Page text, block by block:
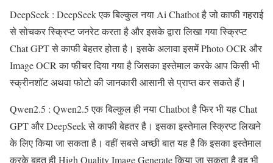
DeepSeek : DeepSeek एक बिल्कुल नया Ai Chatbot है जो काफी गहराई
से सोचकर स्क्रिप्ट जनरेट करता है और इसके द्वारा लिखा गया स्क्रिप्ट
Chat GPT से काफी बेहतर होता है। इसके अलावा इसमें Photo OCR और
Image OCR का फीचर दिया गया है जिसका इस्तेमाल करके आप किसी भी
स्क्रीनशॉट अथवा फोटो की जानकारी आसानी से प्राप्त कर सकते हैं।
Qwen2.5 : Qwen2.5 एक बिल्कुल ही नया Chatbot है फिर भी यह Chat
GPT और DeepSeek से काफी बेहतर है। इसका इस्तेमाल स्क्रिप्ट लिखने
के लिए किया जा सकता है। वहीं सबसे अच्छी बात यह है कि इसका इस्तेमाल
करके बहुत ही High Quality Image Generate किया जा सकता है वह भी